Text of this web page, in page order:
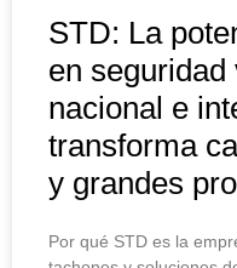
STD: La
en
nacional e
transforma
y grandes
Por qué STD es la